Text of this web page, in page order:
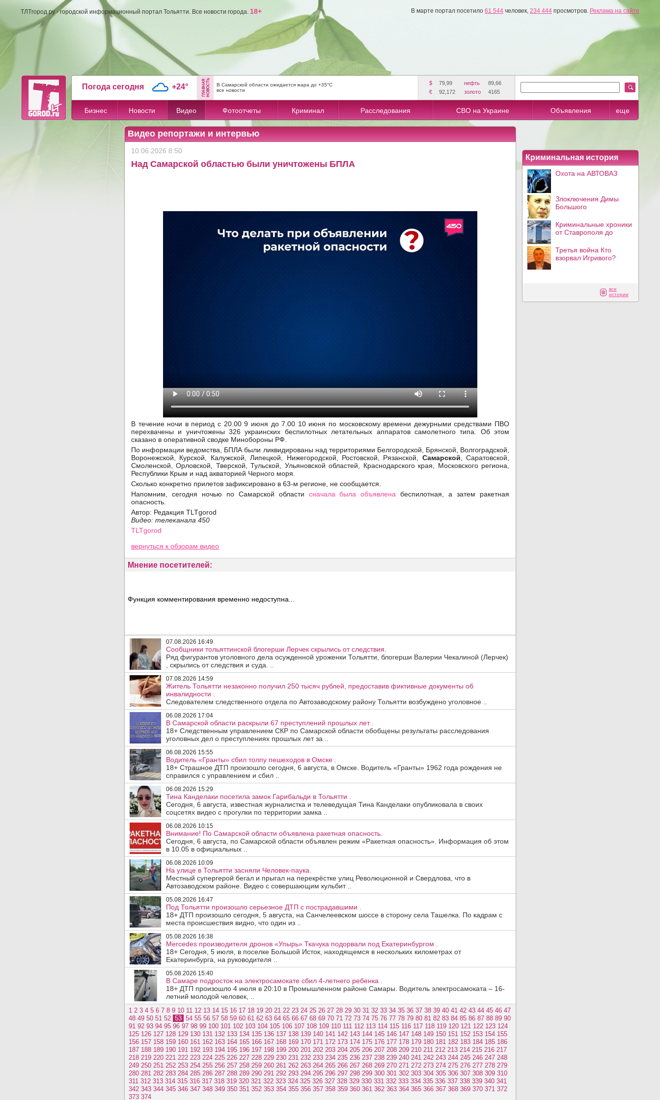
ТЛТгород.ру - городской информационный портал Тольятти. Все новости города. 18+ В марте портал посетило 61 544 человек, 234 444 просмотров. Реклама на сайте
Погода сегодня +24°
В Самарской области ожидается жара до +35°C
все новости
$ 79,99 нефть
89,66
€
92,172 золото 4165
Бизнес Новости Видео Фотоотчеты Криминал Расследования СВО на Украине Объявления еще
Видео репортажи и интервью
10.06.2026 8:50
Над Самарской областью были уничтожены БПЛА
В течение ночи в период с 20.00 9 июня до 7.00 10 июня по московскому времени дежурными средствами ПВО
перехвачены и уничтожены 326 украинских беспилотных летательных аппаратов самолетного типа. Об этом
сказано в оперативной сводке Минобороны РФ.
По информации ведомства, БПЛА были ликвидированы над территориями Белгородской, Брянской, Волгоградской,
Воронежской, Курской, Калужской, Липецкой, Нижегородской, Ростовской, Рязанской, Самарской , Саратовской,
Смоленской, Орловской, Тверской, Тульской, Ульяновской областей, Краснодарского края, Московского региона,
Республики Крым и над акваторией Черного моря.
Сколько конкретно прилетов зафиксировано в 63-м регионе, не сообщается.
Напомним, сегодня ночью по Самарской области сначала была объявлена беспилотная, а затем ракетная
опасность.
Автор: Редакция TLTgorod
Видео: телеканала 450
TLTgorod
вернуться к обзорам видео
Мнение посетителей:
Функция комментирования временно недоступна...
07.08.2026 16:49
Сообщники тольяттинской блогерши Лерчек скрылись от следствия.
Ряд фигурантов уголовного дела осужденной уроженки Тольятти, блогерши Валерии Чекалиной (Лерчек)
, скрылись от следствия и суда. ..
07.08.2026 14:59
Житель Тольятти незаконно получил 250 тысяч рублей, предоставив фиктивные документы об
инвалидности .
Следователем следственного отдела по Автозаводскому району Тольятти возбуждено уголовное ..
06.08.2026 17:04
В Самарской области раскрыли 67 преступлений прошлых лет .
18+ Следственным управлением СКР по Самарской области обобщены результаты расследования
уголовных дел о преступлениях прошлых лет за ..
06.08.2026 15:55
Водитель «Гранты» сбил толпу пешеходов в Омске .
18+ Страшное ДТП произошло сегодня, 6 августа, в Омске. Водитель «Гранты» 1962 года рождения не
справился с управлением и сбил ..
06.08.2026 15:29
Тина Канделаки посетила замок Гарибальди в Тольятти .
Сегодня, 6 августа, известная журналистка и телеведущая Тина Канделаки опубликовала в своих
соцсетях видео с прогулки по территории замка ..
06.08.2026 10:15
Внимание! По Самарской области объявлена ракетная опасность.
Сегодня, 6 августа, по Самарской области объявлен режим «Ракетная опасность». Информация об этом
в 10.05 в официальных ..
06.08.2026 10:09
На улице в Тольятти засняли Человек-паука.
Местный супергерой бегал и прыгал на перекрёстке улиц Революционной и Свердлова, что в
Автозаводском районе. Видео с совершающим кульбит ..
05.08.2026 16:47
Под Тольятти произошло серьезное ДТП с пострадавшими .
18+ ДТП произошло сегодня, 5 августа, на Санчелеевском шоссе в сторону села Ташелка. По кадрам с
места происшествия видно, что один из ..
05.08.2026 16:38
Mercedes производителя дронов «Упырь» Ткачука подорвали под Екатеринбургом .
18+ Сегодня, 5 июля, в поселке Большой Исток, находящемся в нескольких километрах от
Екатеринбурга, на руководителя ..
05.08.2026 15:40
В Самаре подросток на электросамокате сбил 4-летнего ребенка .
18+ ДТП произошло 4 июля в 20:10 в Промышленном районе Самары. Водитель электросамоката – 16-
летний молодой человек, ..
1 2 3 4 5 6 7 8 9 10 11 12 13 14 15 16 17 18 19 20 21 22 23 24 25 26 27 28 29 30 31 32 33 34 35 36 37 38 39 40 41 42 43 44 45 46 47
48 49 50 51 52 53 54 55 56 57 58 59 60 61 62 63 64 65 66 67 68 69 70 71 72 73 74 75 76 77 78 79 80 81 82 83 84 85 86 87 88 89 90
91 92 93 94 95 96 97 98 99 100 101 102 103 104 105 106 107 108 109 110 111 112 113 114 115 116 117 118 119 120 121 122 123 124
125 126 127 128 129 130 131 132 133 134 135 136 137 138 139 140 141 142 143 144 145 146 147 148 149 150 151 152 153 154 155
156 157 158 159 160 161 162 163 164 165 166 167 168 169 170 171 172 173 174 175 176 177 178 179 180 181 182 183 184 185 186
187 188 189 190 191 192 193 194 195 196 197 198 199 200 201 202 203 204 205 206 207 208 209 210 211 212 213 214 215 216 217
218 219 220 221 222 223 224 225 226 227 228 229 230 231 232 233 234 235 236 237 238 239 240 241 242 243 244 245 246 247 248
249 250 251 252 253 254 255 256 257 258 259 260 261 262 263 264 265 266 267 268 269 270 271 272 273 274 275 276 277 278 279
280 281 282 283 284 285 286 287 288 289 290 291 292 293 294 295 296 297 298 299 300 301 302 303 304 305 306 307 308 309 310
311 312 313 314 315 316 317 318 319 320 321 322 323 324 325 326 327 328 329 330 331 332 333 334 335 336 337 338 339 340 341
342 343 344 345 346 347 348 349 350 351 352 353 354 355 356 357 358 359 360 361 362 363 364 365 366 367 368 369 370 371 372
373 374
Криминальная история
Охота на АВТОВАЗ
Злоключения Димы
Большого
Криминальные хроники
от Ставрополя до
Третья война Кто
взорвал Игривого?
все
истории